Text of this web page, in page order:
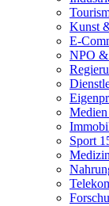
Kunst
E-
NPO
Sport